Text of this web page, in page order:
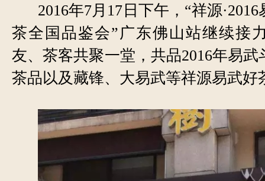
2016年7月17日下午，“祥源
茶全国品鉴会”广东佛山站继续接
友、茶客共聚一堂，共品2016年易
茶品以及藏锋、大易武等祥源易武好